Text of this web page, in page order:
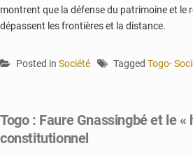
montrent que la défense du patrimoine et le
dépassent les frontières et la distance.
Posted in Société Tagged Togo-
Togo : Faure Gnassingbé et le «
constitutionnel